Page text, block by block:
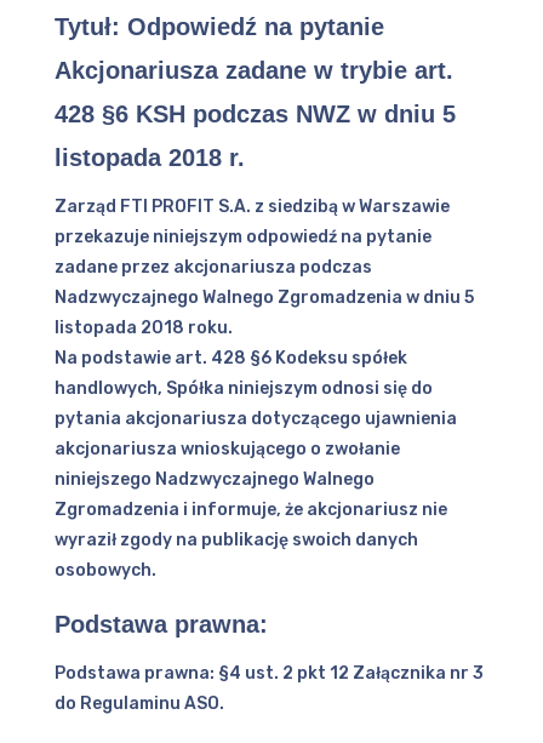
Tytuł: Odpowiedź na pytanie
Akcjonariusza zadane w trybie art.
428 §6 KSH podczas NWZ w dniu 5
listopada 2018 r.
Zarząd FTI PROFIT S.A. z siedzibą w Warszawie
przekazuje niniejszym odpowiedź na pytanie
zadane przez akcjonariusza podczas
Nadzwyczajnego Walnego Zgromadzenia w dniu 5
listopada 2018 roku.
Na podstawie art. 428 §6 Kodeksu spółek
handlowych, Spółka niniejszym odnosi się do
pytania akcjonariusza dotyczącego ujawnienia
akcjonariusza wnioskującego o zwołanie
niniejszego Nadzwyczajnego Walnego
Zgromadzenia i informuje, że akcjonariusz nie
wyraził zgody na publikację swoich danych
osobowych.
Podstawa prawna:
Podstawa prawna: §4 ust. 2 pkt 12 Załącznika nr 3
do Regulaminu ASO.